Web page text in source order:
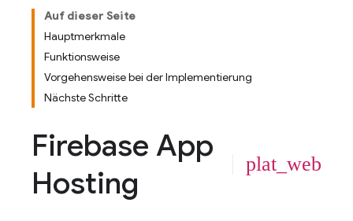
Auf dieser Seite
Hauptmerkmale
Funktionsweise
Vorgehensweise bei der Implementierung
Nächste Schritte
Firebase App
Hosting
plat_web